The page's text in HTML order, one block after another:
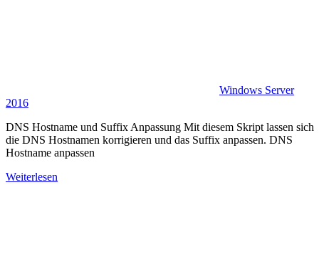
Windows Server
2016
DNS Hostname und Suffix Anpassung Mit diesem Skript lassen sich
die DNS Hostnamen korrigieren und das Suffix anpassen. DNS
Hostname anpassen
Weiterlesen